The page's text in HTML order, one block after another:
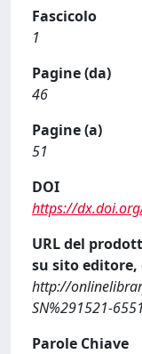
Fascicolo
1
Pagine (da)
46
Pagine (a)
51
DOI
https://
URL del
su sito editore,
http://
SN%291521-6551
Parole Chiave